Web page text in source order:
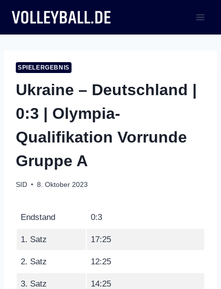
Inhalt
springen
SPIELERGEBNIS
Ukraine – Deutschland |
0:3 | Olympia-
Qualifikation Vorrunde
Gruppe A
SID 8. Oktober 2023
Endstand 0:3
1. Satz 17:25
2. Satz 12:25
3. Satz 14:25